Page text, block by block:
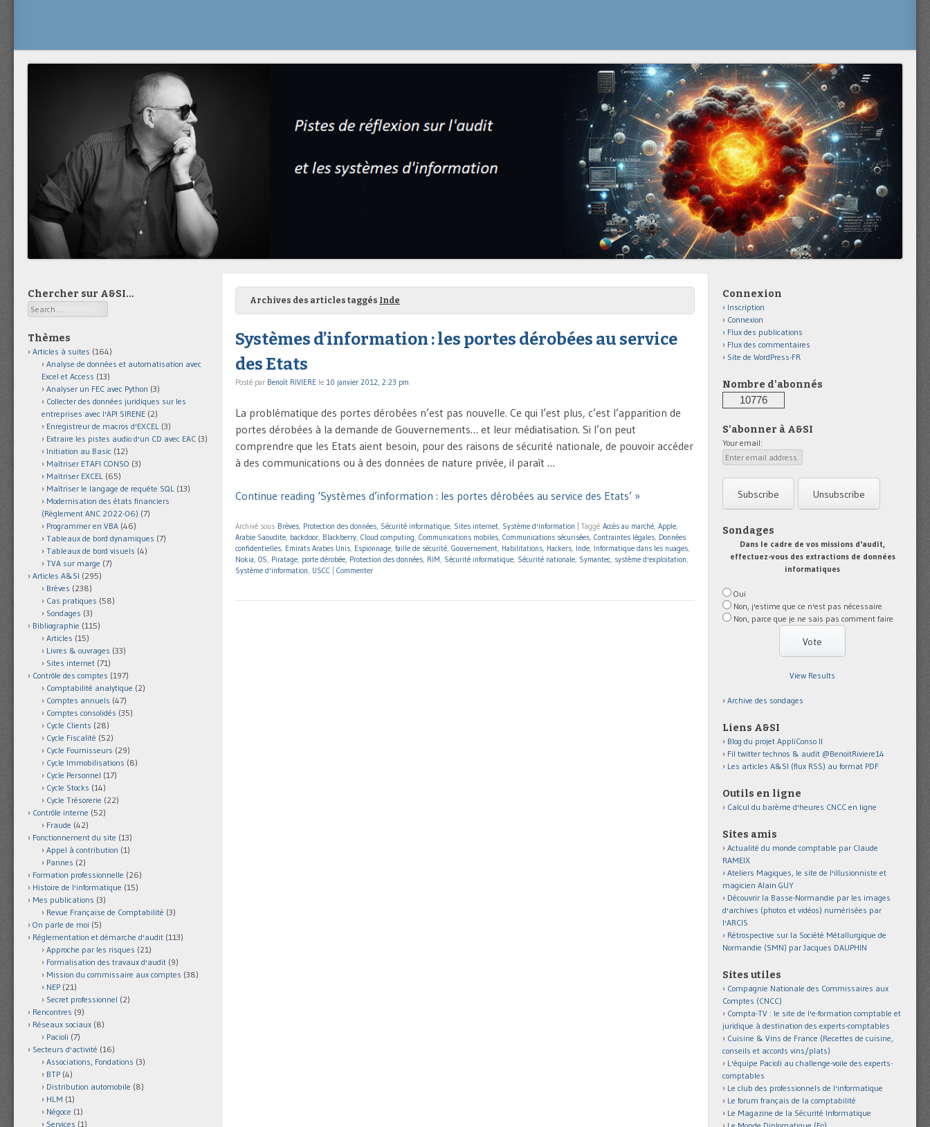
Archives des articles taggés Inde
Systèmes d’information : les portes dérobées au service
des Etats
Posté par Benoît RIVIERE le 10 janvier 2012, 2:23 pm
La problématique des portes dérobées n’est pas nouvelle. Ce qui l’est plus, c’est l’apparition de
portes dérobées à la demande de Gouvernements… et leur médiatisation. Si l’on peut
comprendre que les Etats aient besoin, pour des raisons de sécurité nationale, de pouvoir accéder
à des communications ou à des données de nature privée, il paraît …
Continue reading ‘Systèmes d’information : les portes dérobées au service des Etats’ »
Archivé sous Brèves, Protection des données, Sécurité informatique, Sites internet, Système d'information Taggé Accès au marché, Apple,
Arabie Saoudite, backdoor, Blackberry, Cloud computing, Communications mobiles, Communications sécurisées, Contraintes légales, Données
confidentielles, Emirats Arabes Unis, Espionnage, faille de sécurité, Gouvernement, Habilitations, Hackers, Inde, Informatique dans les nuages,
Nokia, OS, Piratage, porte dérobée, Protection des données, RIM, Sécurité informatique, Sécurité nationale, Symantec, système d'exploitation,
Système d'information, USCC Commenter
Chercher sur A&SI…
Search
Thèmes
Articles à suites (164)
Analyse de données et automatisation avec
Excel et Access (13)
Analyser un FEC avec Python (3)
Collecter des données juridiques sur les
entreprises avec l'API SIRENE (2)
Enregistreur de macros d'EXCEL (3)
Extraire les pistes audio d'un CD avec EAC (3)
Initiation au Basic (12)
Maîtriser ETAFI CONSO (3)
Maîtriser EXCEL (65)
Maîtriser le langage de requête SQL (13)
Modernisation des états financiers
(Règlement ANC 2022-06) (7)
Programmer en VBA (46)
Tableaux de bord dynamiques (7)
Tableaux de bord visuels (4)
TVA sur marge (7)
Articles A&SI (295)
Brèves (238)
Cas pratiques (58)
Sondages (3)
Bibliographie (115)
Articles (15)
Livres & ouvrages (33)
Sites internet (71)
Contrôle des comptes (197)
Comptabilité analytique (2)
Comptes annuels (47)
Comptes consolidés (35)
Cycle Clients (28)
Cycle Fiscalité (52)
Cycle Fournisseurs (29)
Cycle Immobilisations (8)
Cycle Personnel (17)
Cycle Stocks (14)
Cycle Trésorerie (22)
Contrôle interne (52)
Fraude (42)
Fonctionnement du site (13)
Appel à contribution (1)
Pannes (2)
Formation professionnelle (26)
Histoire de l'informatique (15)
Mes publications (3)
Revue Française de Comptabilité (3)
On parle de moi (5)
Réglementation et démarche d'audit (113)
Approche par les risques (21)
Formalisation des travaux d'audit (9)
Mission du commissaire aux comptes (38)
NEP (21)
Secret professionnel (2)
Rencontres (9)
Réseaux sociaux (8)
Pacioli (7)
Secteurs d'activité (16)
Associations, Fondations (3)
BTP (4)
Distribution automobile (8)
HLM (1)
Négoce (1)
Services (1)
Connexion
Inscription
Connexion
Flux des publications
Flux des commentaires
Site de WordPress-FR
Nombre d'abonnés
10776
S'abonner à A&SI
Your email:
Sondages
Dans le cadre de vos missions d'audit,
effectuez-vous des extractions de données
informatiques
Oui
Non, j'estime que ce n'est pas nécessaire
Non, parce que je ne sais pas comment faire
View Results
Archive des sondages
Liens A&SI
Blog du projet AppliConso II
Fil twitter technos & audit @BenoitRiviere14
Les articles A&SI (flux RSS) au format PDF
Outils en ligne
Calcul du barème d'heures CNCC en ligne
Sites amis
Actualité du monde comptable par Claude
RAMEIX
Ateliers Magiques, le site de l'illusionniste et
magicien Alain GUY
Découvrir la Basse-Normandie par les images
d'archives (photos et vidéos) numérisées par
l'ARCIS
Rétrospective sur la Société Métallurgique de
Normandie (SMN) par Jacques DAUPHIN
Sites utiles
Compagnie Nationale des Commissaires aux
Comptes (CNCC)
Compta-TV : le site de l'e-formation comptable et
juridique à destination des experts-comptables
Cuisine & Vins de France (Recettes de cuisine,
conseils et accords vins/plats)
L'équipe Pacioli au challenge-voile des experts-
comptables
Le club des professionnels de l'informatique
Le forum français de la comptabilité
Le Magazine de la Sécurité Informatique